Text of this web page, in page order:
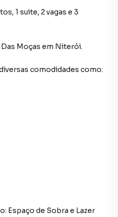
1 suite, 2 vagas e 3
Moças em Niterói.
comodidades como:
Espaço de Sobra e Lazer